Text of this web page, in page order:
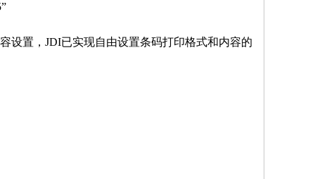
设置，JDI已实现自由设置条码打印格式和内容的